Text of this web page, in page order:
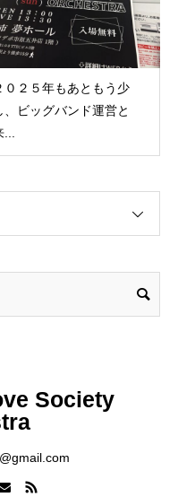
０２５年もあともう少
、ビッグバンド運営と
...
Society